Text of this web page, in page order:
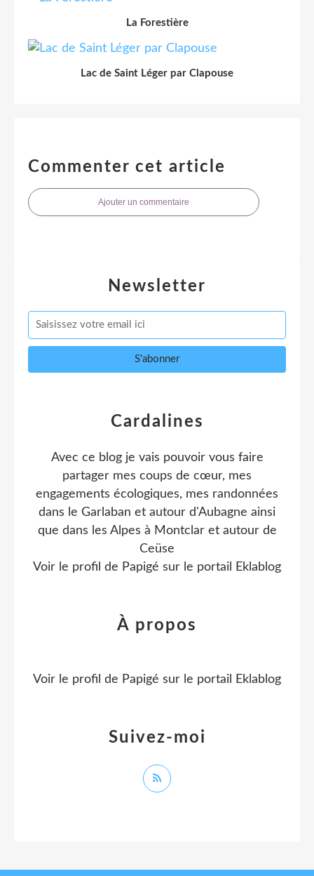
La Forestière
Lac de Saint Léger par Clapouse
Commenter cet article
Ajouter un commentaire
Newsletter
Cardalines
Avec ce blog je vais pouvoir vous faire
partager mes coups de cœur, mes
engagements écologiques, mes randonnées
dans le Garlaban et autour d'Aubagne ainsi
que dans les Alpes à Montclar et autour de
Ceüse
Voir le profil de Papigé sur le portail Eklablog
Suivez-moi
À propos
Voir le profil de Papigé sur le portail Eklablog